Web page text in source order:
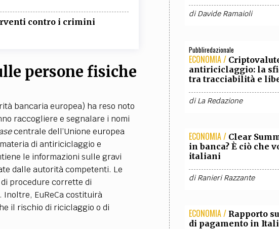
contro i crimini
persone fisiche
bancaria europea) ha reso noto
raccogliere e segnalare i nomi
centrale dell’Unione europea
di antiriciclaggio e
le informazioni sulle gravi
dalle autorità competenti. Le
procedure corrette di
EuReCa costituirà
il rischio di riciclaggio o di
diDavide Ramaioli
Pubbliredazionale
ECONOMIA /
antiriciclaggio: la
tra tracciabilità e
diLa Redazione
ECONOMIA / Clear
in banca? È ciò che
italiani
diRanieri Razzante
ECONOMIA / Rapporto
di pagamento in